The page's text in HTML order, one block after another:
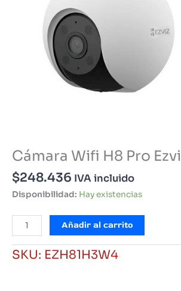
Cámara Wifi H8 Pro
$248.436 IVA incluido
Disponibilidad: Hay existencias
Cámara
Wifi
H8
Pro
Añadir al carrito
SKU: EZH81H3W4